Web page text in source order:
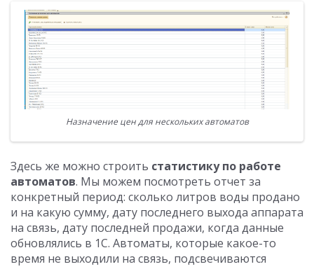
Назначение цен для нескольких автоматов
Здесь же можно строить статистику по работе
автоматов. Мы можем посмотреть отчет за
конкретный период: сколько литров воды продано
и на какую сумму, дату последнего выхода аппарата
на связь, дату последней продажи, когда данные
обновлялись в 1С. Автоматы, которые какое-то
время не выходили на связь, подсвечиваются